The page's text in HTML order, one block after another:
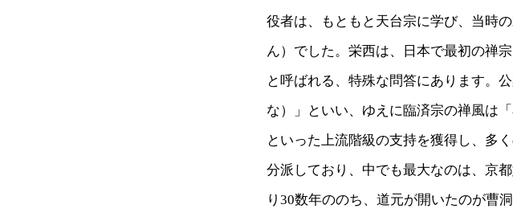
役者は、もともと天台宗に学び、当時
ん）でした。栄西は、日本で最初の禅
と呼ばれる、特殊な問答にあります。
な）」といい、ゆえに臨済宗の禅風は
といった上流階級の支持を獲得し、多
分派しており、中でも最大なのは、京
り30数年ののち、道元が開いたのが曹